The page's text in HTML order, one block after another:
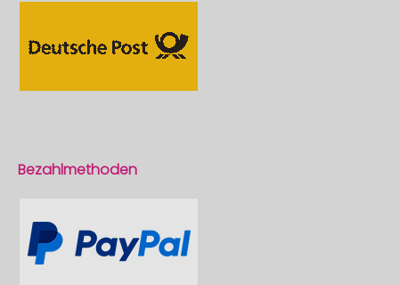
Bezahlmethoden